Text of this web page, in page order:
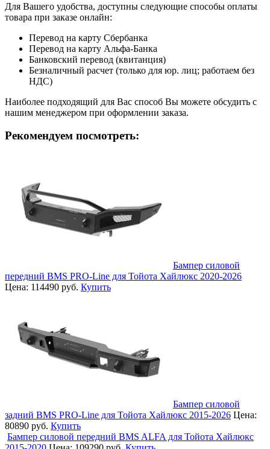
Для Вашего удобства, доступны следующие способы оплаты
товара при заказе онлайн:
Перевод на карту Сбербанка
Перевод на карту Альфа-Банка
Банковский перевод (квитанция)
Безналичный расчет (только для юр. лиц; работаем без
НДС)
Наиболее подходящий для Вас способ Вы можете обсудить с
нашим менеджером при оформлении заказа.
Рекомендуем посмотреть:
Бампер силовой
передний BMS PRO-Line для Тойота Хайлюкс 2020-2026
Цена: 114490 руб. Купить
Бампер силовой
задний BMS PRO-Line для Тойота Хайлюкс 2015-2026 Цена:
80890 руб. Купить
Бампер силовой передний BMS ALFA для Тойота Хайлюкс